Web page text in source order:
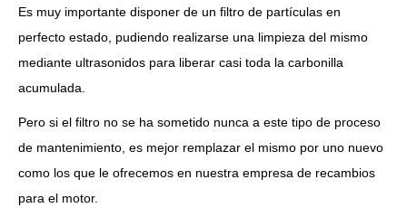
Es muy importante disponer de un filtro de partículas en
perfecto estado, pudiendo realizarse una limpieza del mismo
mediante ultrasonidos para liberar casi toda la carbonilla
acumulada.
Pero si el filtro no se ha sometido nunca a este tipo de proceso
de mantenimiento, es mejor remplazar el mismo por uno nuevo
como los que le ofrecemos en nuestra empresa de recambios
para el motor.